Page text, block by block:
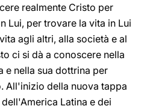
realmente Cristo per
Lui, per trovare la vita in Lui
agli altri, alla società e al
ci si dà a conoscere nella
e nella sua dottrina per
All'inizio della nuova tappa
Latina e dei